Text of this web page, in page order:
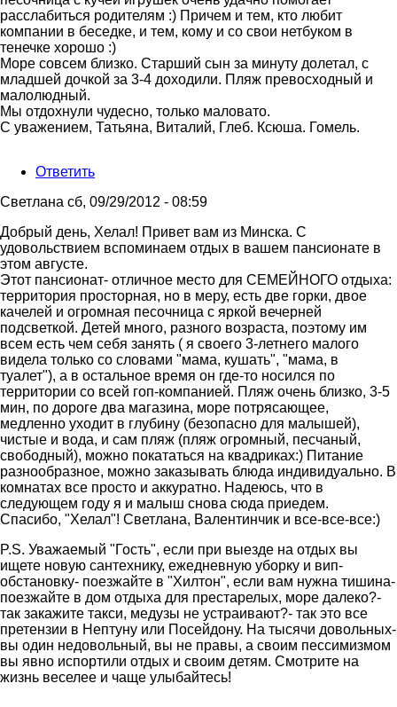
расслабиться родителям :) Причем и тем, кто любит
компании в беседке, и тем, кому и со свои нетбуком в
тенечке хорошо :)
Море совсем близко. Старший сын за минуту долетал, с
младшей дочкой за 3-4 доходили. Пляж превосходный и
малолюдный.
Мы отдохнули чудесно, только маловато.
С уважением, Татьяна, Виталий, Глеб. Ксюша. Гомель.
Ответить
Светлана сб, 09/29/2012 - 08:59
Добрый день, Хелал! Привет вам из Минска. С
удовольствием вспоминаем отдых в вашем пансионате в
этом августе.
Этот пансионат- отличное место для СЕМЕЙНОГО отдыха:
территория просторная, но в меру, есть две горки, двое
качелей и огромная песочница с яркой вечерней
подсветкой. Детей много, разного возраста, поэтому им
всем есть чем себя занять ( я своего 3-летнего малого
видела только со словами "мама, кушать", "мама, в
туалет"), а в остальное время он где-то носился по
территории со всей гоп-компанией. Пляж очень близко, 3-5
мин, по дороге два магазина, море потрясающее,
медленно уходит в глубину (безопасно для малышей),
чистые и вода, и сам пляж (пляж огромный, песчаный,
свободный), можно покататься на квадриках:) Питание
разнообразное, можно заказывать блюда индивидуально. В
комнатах все просто и аккуратно. Надеюсь, что в
следующем году я и малыш снова сюда приедем.
Спасибо, "Хелал"! Светлана, Валентинчик и все-все-все:)
P.S. Уважаемый "Гость", если при выезде на отдых вы
ищете новую сантехнику, ежедневную уборку и вип-
обстановку- поезжайте в "Хилтон", если вам нужна тишина-
поезжайте в дом отдыха для престарелых, море далеко?-
так закажите такси, медузы не устраивают?- так это все
претензии в Нептуну или Посейдону. На тысячи довольных-
вы один недовольный, вы не правы, а своим пессимизмом
вы явно испортили отдых и своим детям. Смотрите на
жизнь веселее и чаще улыбайтесь!